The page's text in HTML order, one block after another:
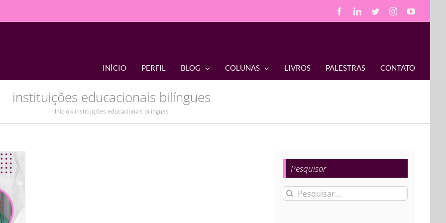
FacebookLinkedIn
TwitterInstagramYouTube
INÍCIO PERFIL BLOG COLUNAS LIVROS PALESTRAS CONTATO
instituições educacionais bilíngues
Início» instituições educacionais bilíngues
Pesquisar
Buscar